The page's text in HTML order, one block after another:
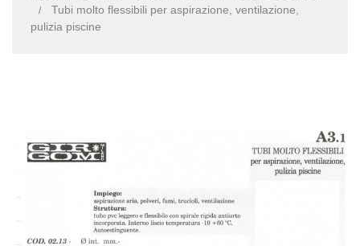
Tubi molto flessibili per aspirazione, ventilazione,
pulizia piscine